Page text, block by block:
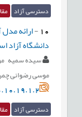
دسترسی آزاد
10
-ارائه مدل
دانشگاه آزاد
سیده سمیه
موسی رضوانی
دسترسی آزاد